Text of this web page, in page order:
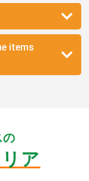
items
の
ア